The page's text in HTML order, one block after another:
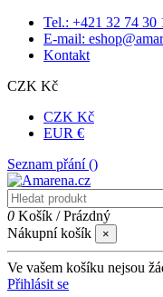
Tel.: +421 32 74 30
E-mail:
Kontakt
CZK Kč
CZK Kč
EUR €
Seznam přání ()
0 Košík /Prázdný
Nákupní košík
×
Ve vašem košíku nejsou
Přihlásit se